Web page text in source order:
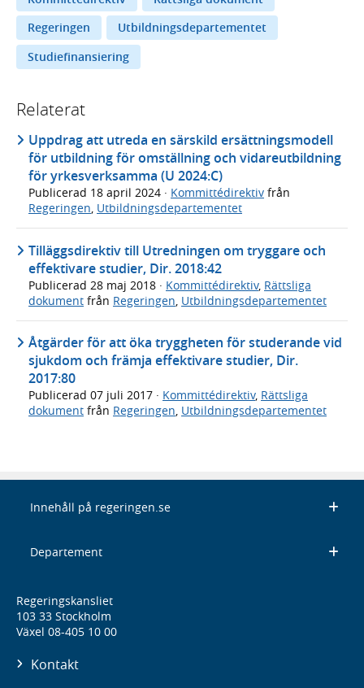
Regeringen
Utbildningsdepartementet
Studiefinansiering
Relaterat
Uppdrag att utreda en särskild ersättningsmodell
för utbildning för omställning och vidareutbildning
för yrkesverksamma (U 2024:C)
Publicerad 18 april 2024 · Kommittédirektiv från
Regeringen, Utbildningsdepartementet
Tilläggsdirektiv till Utredningen om tryggare och
effektivare studier, Dir. 2018:42
Publicerad 28 maj 2018 · Kommittédirektiv, Rättsliga
dokument från Regeringen Utbildningsdepartementet
Åtgärder för att öka tryggheten för studerande vid
sjukdom och främja effektivare studier, Dir.
2017:80
Publicerad 07 juli 2017 · Kommittédirektiv, Rättsliga
dokument från Regeringen, Utbildningsdepartementet
Innehåll på regeringen.se
Departement
Regeringskansliet
103 33 Stockholm
Växel 08-405 10 00
Kontakt